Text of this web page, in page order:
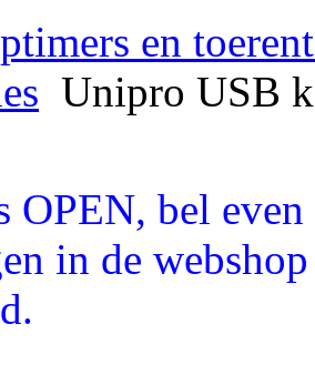
en
Unipro USB
OPEN, bel
in de